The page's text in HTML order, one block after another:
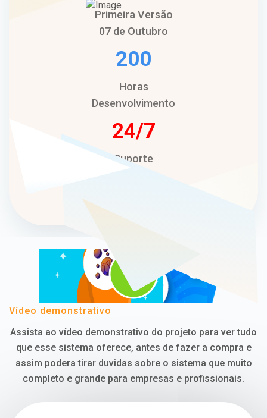
Primeira Versão
07 de Outubro
200
Horas
Desenvolvimento
24
Suporte
Vídeo demonstrativo
Assista ao vídeo demonstrativo do projeto para ver tudo
que esse sistema oferece, antes de fazer a compra e
assim podera tirar duvidas sobre o sistema que muito
completo e grande para empresas e profissionais.